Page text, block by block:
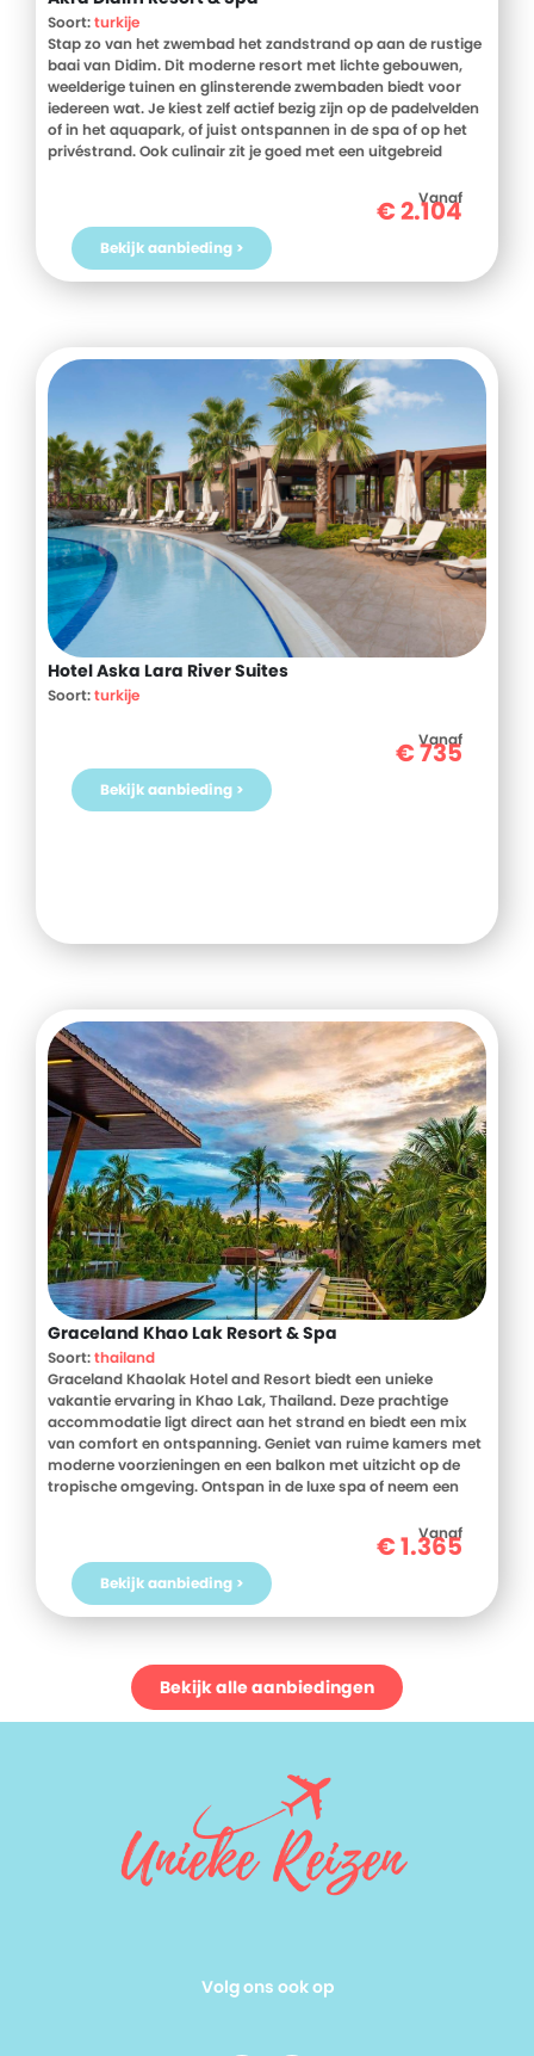
Slaapkamer met 2 eenpersoonsbedden * Badkamer met
douche, toilet en haardroger * Keuken met o.a. koelkast,
kookplaat, magnetron en koffie-/theefaciliteiten *
Woonruimte met (extra) sofabed * Airconditioning *
Televisie * Kluisje * Wi-Fi * Wasmachine * Strijkplank en -ijzer
* Terras met zitjes Faciliteiten * Ligstoelen en parasols *
Welkomstpakket * Buitenkeuken * Privé parkeergelegenheid
Extra's * Handdoekwissel: 1x per week * Bedlinnenwissel: 1x
Babybedje op aanvraag (gratis) * Accommodatie is niet
rolstoeltoegankelijk Verzorging * Je verblijft bij Guarda il
Mare op basis van Logies
Soort:turkije
Stap zo van het zwembad het zandstrand op aan de rustige
baai van Didim. Dit moderne resort met lichte gebouwen,
weelderige tuinen en glinsterende zwembaden biedt voor
iedereen wat. Je kiest zelf actief bezig zijn op de padelvelden
of in het aquapark, of juist ontspannen in de spa of op het
privéstrand. Ook culinair zit je goed met een uitgebreid
Vanaf
€2.104
Bekijk aanbieding >
Hotel Aska Lara River Suites
Soort:turkije
Vanaf
€735
Bekijk aanbieding >
Graceland Khao Lak Resort & Spa
Soort:thailand
Graceland Khaolak Hotel and Resort biedt een unieke
vakantie ervaring in Khao Lak, Thailand. Deze prachtige
accommodatie ligt direct aan het strand en biedt een mix
van comfort en ontspanning. Geniet van ruime kamers met
moderne voorzieningen en een balkon met uitzicht op de
tropische omgeving. Ontspan in de luxe spa of neem een
10 minuten rijden van het centrum van Khao Lak, waar je
verschillende lokale winkels en restaurants ontdekt.
Graceland Khaolak Hotel and Resort is ideaal voor je
zonvakantie in de regio Khao Lak. Thailand biedt een rijke
cultuur en adembenemende natuur, perfect voor een
Vanaf
€1.365
Bekijk aanbieding >
Bekijk alle aanbiedingen
Volg ons ook op